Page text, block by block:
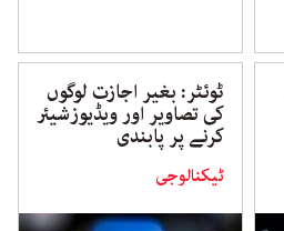
ٹوئٹر: بغیر اجازت لوگوں
کی تصاویر اور ویڈیوزشیئر
کرنے پر پابندی
ٹیکنالوجی